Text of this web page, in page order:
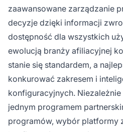
zaawansowane zarządzanie
decyzje dzięki informacji
dostępność dla wszystkich
ewolucją branży afiliacyjnej
stanie się standardem, a
konkurować zakresem i
konfiguracyjnych.
jednym programem
programów, wybór platformy